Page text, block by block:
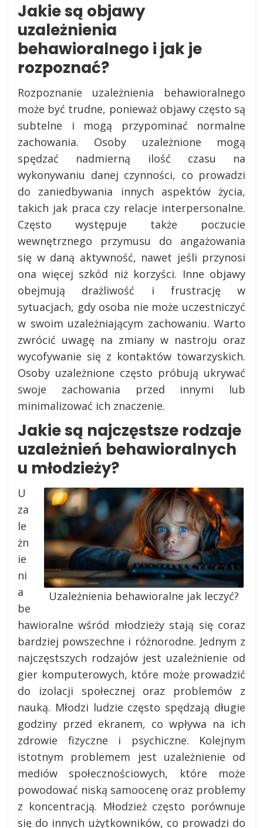
Jakie są objawy
uzależnienia
behawioralnego i jak je
rozpoznać?
Rozpoznanie uzależnienia behawioralnego
może być trudne, ponieważ objawy często są
subtelne i mogą przypominać normalne
zachowania. Osoby uzależnione mogą
spędzać nadmierną ilość czasu na
wykonywaniu danej czynności, co prowadzi
do zaniedbywania innych aspektów życia,
takich jak praca czy relacje interpersonalne.
Często występuje także poczucie
wewnętrznego przymusu do angażowania
się w daną aktywność, nawet jeśli przynosi
ona więcej szkód niż korzyści. Inne objawy
obejmują drażliwość i frustrację w
sytuacjach, gdy osoba nie może uczestniczyć
w swoim uzależniającym zachowaniu. Warto
zwrócić uwagę na zmiany w nastroju oraz
wycofywanie się z kontaktów towarzyskich.
Osoby uzależnione często próbują ukrywać
swoje zachowania przed innymi lub
minimalizować ich znaczenie.
Jakie są najczęstsze rodzaje
uzależnień behawioralnych
u młodzieży?
Uzależnienia behawioralne jak leczyć?
U
za
le
żn
ie
ni
a
be
hawioralne wśród młodzieży stają się coraz
bardziej powszechne i różnorodne. Jednym z
najczęstszych rodzajów jest uzależnienie od
gier komputerowych, które może prowadzić
do izolacji społecznej oraz problemów z
nauką. Młodzi ludzie często spędzają długie
godziny przed ekranem, co wpływa na ich
zdrowie fizyczne i psychiczne. Kolejnym
istotnym problemem jest uzależnienie od
mediów społecznościowych, które może
powodować niską samoocenę oraz problemy
z koncentracją. Młodzież często porównuje
się do innych użytkowników, co prowadzi do